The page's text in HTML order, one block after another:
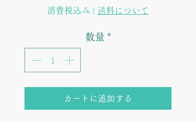
格
消費税込み 送料について
数量 *
カートに追加する